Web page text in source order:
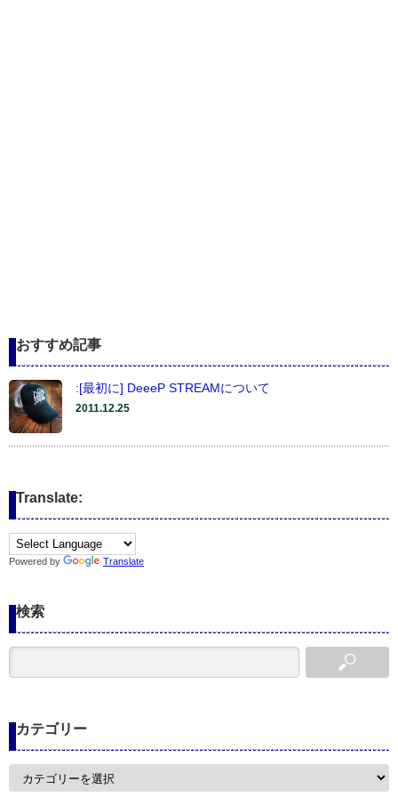
おすすめ記事
:[最初に] DeeeP STREAMについて
2011.12.25
Translate:
Powered by Translate
検索
カテゴリー
カ